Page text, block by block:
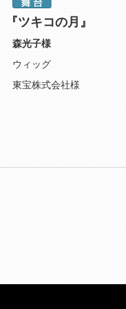
『ツキコの月』
森光子様
ウィッグ
東宝株式会社様